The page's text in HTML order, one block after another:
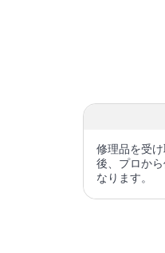
修理品を受
後、プロか
なります。